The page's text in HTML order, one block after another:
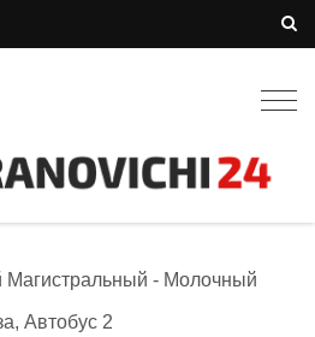
Магистральный - Молочный
Автобус 2